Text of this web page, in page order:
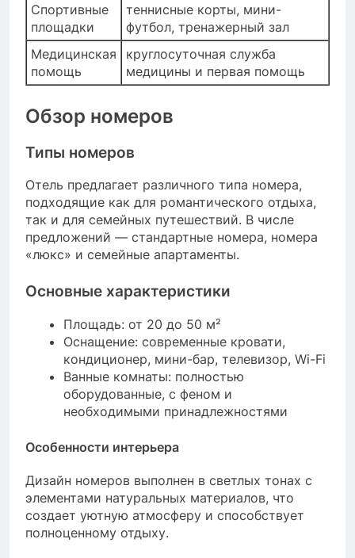
Спортивные
площадки
теннисные корты, мини-
футбол, тренажерный зал
Медицинская
помощь
круглосуточная служба
медицины и первая помощь
Обзор номеров
Типы номеров
Отель предлагает различного типа номера,
подходящие как для романтического отдыха,
так и для семейных путешествий. В числе
предложений — стандартные номера, номера
«люкс» и семейные апартаменты.
Основные характеристики
Площадь: от 20 до 50 м²
Оснащение: современные кровати,
кондиционер, мини-бар, телевизор, Wi-Fi
Ванные комнаты: полностью
оборудованные, с феном и
необходимыми принадлежностями
Особенности интерьера
Дизайн номеров выполнен в светлых тонах с
элементами натуральных материалов, что
создает уютную атмосферу и способствует
полноценному отдыху.